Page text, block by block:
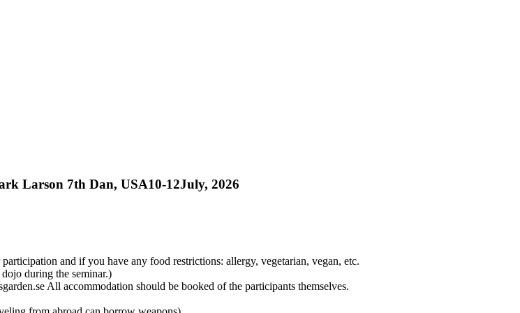
Larson 7th Dan, USA10-12July, 2026
and if you have any food restrictions: allergy, vegetarian, vegan, etc.
during the seminar.)
All accommodation should be booked of the participants themselves.